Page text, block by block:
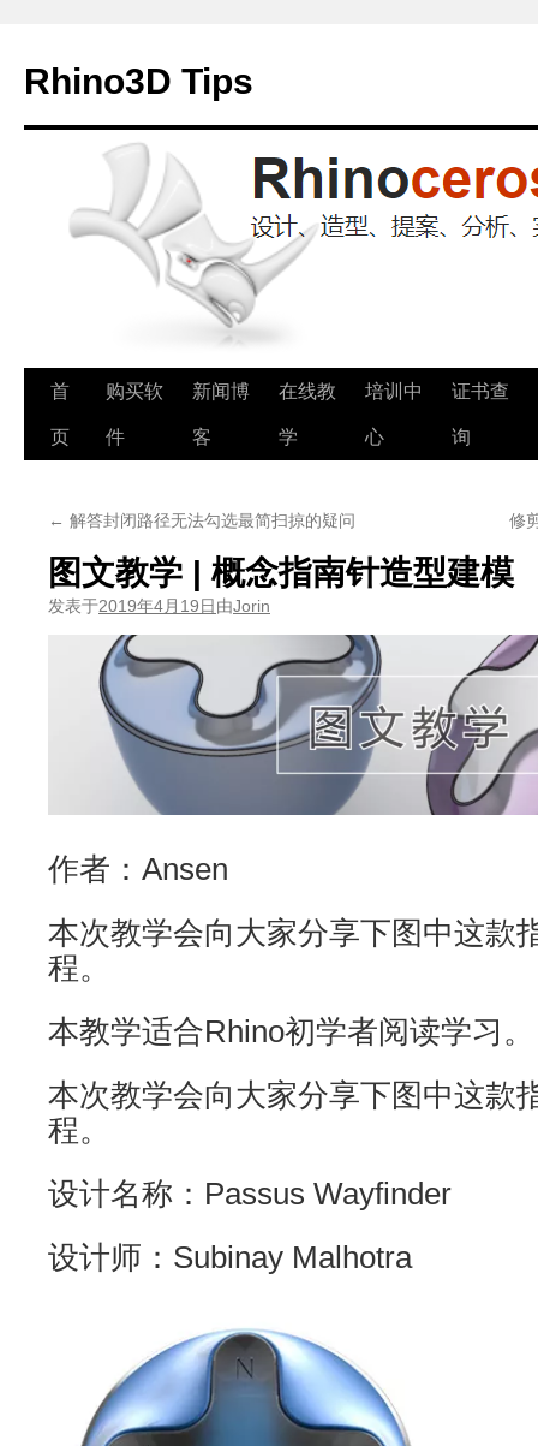
Rhino3D Tips
跳
至
首
页
购买软
件
新闻博
客
在线教
学
培训中
心
证书查
询
← 解答封闭路径无法勾选最简扫掠的疑问 修
图文教学 | 概念指南针造型建模
发表于2019年4月19日由Jorin
作者：Ansen
本次教学会向大家分享下图中这款
程。
本教学适合Rhino初学者阅读学习。
本次教学会向大家分享下图中这款
程。
设计名称：Passus Wayfinder
设计师：Subinay Malhotra